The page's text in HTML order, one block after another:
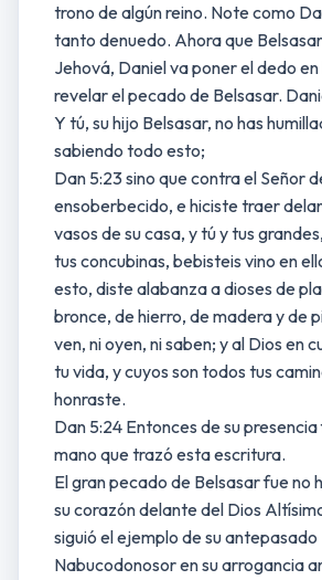
trono de algún reino. Note como
tanto denuedo. Ahora que
Jehová, Daniel va poner el dedo
revelar el pecado de Belsasar.
Y tú, su hijo Belsasar, no has
sabiendo todo esto;
Dan 5:23 sino que contra el Señor
ensoberbecido, e hiciste traer
vasos de su casa, y tú y tus
tus concubinas, bebisteis vino en
esto, diste alabanza a dioses de
bronce, de hierro, de madera y de
ven, ni oyen, ni saben; y al Dios en
tu vida, y cuyos son todos tus
honraste.
Dan 5:24 Entonces de su
mano que trazó esta escritura.
El gran pecado de Belsasar fue no
su corazón delante del Dios
siguió el ejemplo de su antepasado
Nabucodonosor en su arrogancia